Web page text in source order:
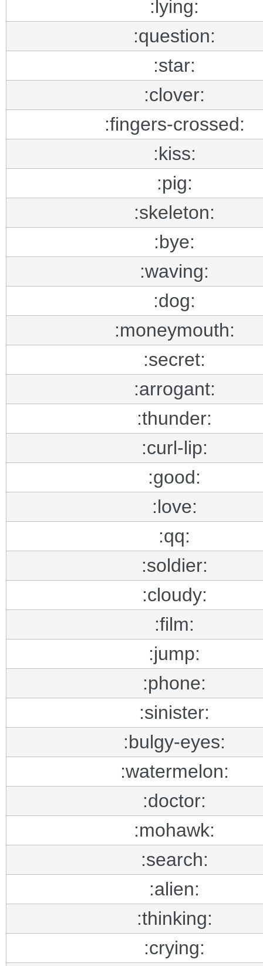
:lying:
:question:
:star:
:clover:
:fingers-crossed:
:kiss:
:pig:
:skeleton:
:bye:
:waving:
:dog:
:moneymouth:
:secret:
:arrogant:
:thunder:
:curl-lip:
:good:
:love:
:qq:
:soldier:
:cloudy:
:film:
:jump:
:phone:
:sinister:
:bulgy-eyes:
:watermelon:
:doctor:
:mohawk:
:search:
:alien:
:thinking:
:crying: